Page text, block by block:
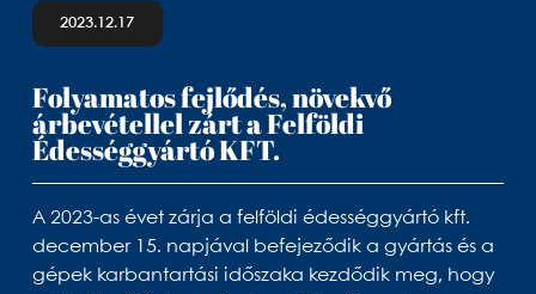
2023.12.17
Folyamatos fejlődés, növekvő
árbevétellel zárt a Felföldi
Édességgyártó KFT.
A 2023-as évet zárja a felföldi édességgyártó kft.
december 15. napjával befejeződik a gyártás és a
gépek karbantartási időszaka kezdődik meg, hogy